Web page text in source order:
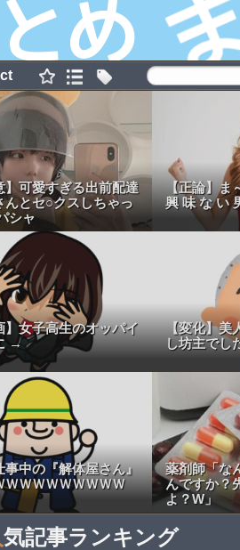
】可愛すぎる出前配達
んとセ○クスしちゃっ
シャ
【正論】ま
興 味 な い
】女子高生のオッパイ
→
【変化】美
し坊主でし
事中の『解体屋さん』
ＷＷＷＷＷＷＷＷＷ
薬剤師「な
んですか？
よ？W」
気記事ランキング